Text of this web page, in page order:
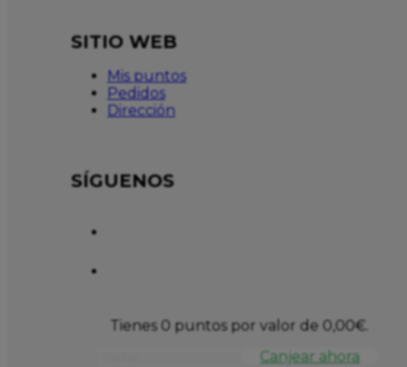
SITIO WEB
Mis puntos
Pedidos
Dirección
SÍGUENOS
Tienes 0 puntos por valor de 0,00€.
Canjear ahora